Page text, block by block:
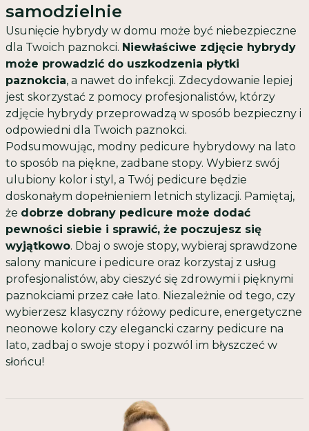
samodzielnie
Usunięcie hybrydy w domu może być niebezpieczne
dla Twoich paznokci. Niewłaściwe zdjęcie hybrydy
może prowadzić do uszkodzenia płytki
paznokcia, a nawet do infekcji. Zdecydowanie lepiej
jest skorzystać z pomocy profesjonalistów, którzy
zdjęcie hybrydy przeprowadzą w sposób bezpieczny i
odpowiedni dla Twoich paznokci.
Podsumowując, modny pedicure hybrydowy na lato
to sposób na piękne, zadbane stopy. Wybierz swój
ulubiony kolor i styl, a Twój pedicure będzie
doskonałym dopełnieniem letnich stylizacji. Pamiętaj,
że dobrze dobrany pedicure może dodać
pewności siebie i sprawić, że poczujesz się
wyjątkowo. Dbaj o swoje stopy, wybieraj sprawdzone
salony manicure i pedicure oraz korzystaj z usług
profesjonalistów, aby cieszyć się zdrowymi i pięknymi
paznokciami przez całe lato. Niezależnie od tego, czy
wybierzesz klasyczny różowy pedicure, energetyczne
neonowe kolory czy elegancki czarny pedicure na
lato, zadbaj o swoje stopy i pozwól im błyszczeć w
słońcu!